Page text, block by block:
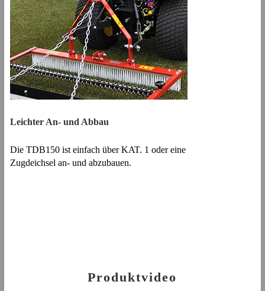
Leichter An- und Abbau
Die TDB150 ist einfach über KAT. 1 oder eine
Zugdeichsel an- und abzubauen.
Produktvideo